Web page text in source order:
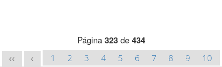
Página 323de 434
<< < 1 2 3 4 5 6 7 8 9
10